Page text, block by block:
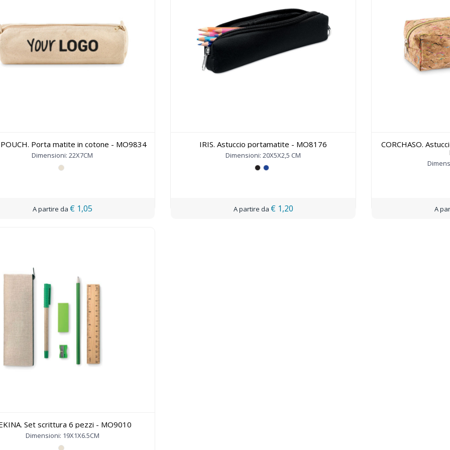
Porta matite in cotone - MO9834
Dimensioni: 22X7CM
€ 1,05
IRIS. Astuccio portamatite - MO8176
Dimensioni: 20X5X2,5 CM
€ 1,20
CORCHASO.
Set scrittura 6 pezzi - MO9010
Dimensioni: 19X1X6.5CM